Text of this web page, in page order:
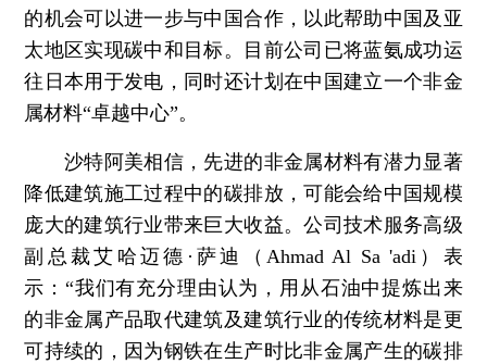
的机会可以进一步与中国合作，以此帮助中国及亚
太地区实现碳中和目标。目前公司已将蓝氨成功运
往日本用于发电，同时还计划在中国建立一个非金
属材料“卓越中心”。
沙特阿美相信，先进的非金属材料有潜力显著
降低建筑施工过程中的碳排放，可能会给中国规模
庞大的建筑行业带来巨大收益。公司技术服务高级
副总裁艾哈迈德·萨迪（Ahmad Al Sa 'adi）表
示：“我们有充分理由认为，用从石油中提炼出来
的非金属产品取代建筑及建筑行业的传统材料是更
可持续的，因为钢铁在生产时比非金属产生的碳排